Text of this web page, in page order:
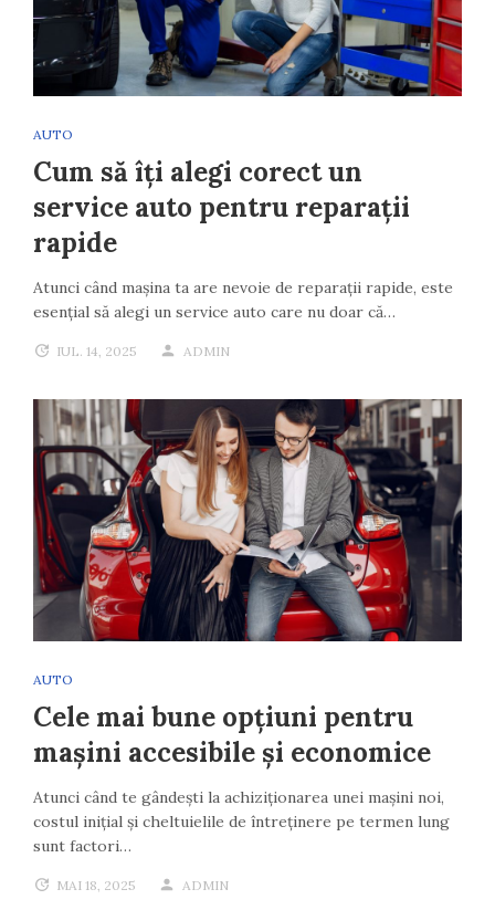
AUTO
Cum să îți alegi corect un
service auto pentru reparații
rapide
Atunci când mașina ta are nevoie de reparații rapide, este
esențial să alegi un service auto care nu doar că…
IUL. 14, 2025 ADMIN
AUTO
Cele mai bune opțiuni pentru
mașini accesibile și economice
Atunci când te gândești la achiziționarea unei mașini noi,
costul inițial și cheltuielile de întreținere pe termen lung
sunt factori…
MAI 18, 2025 ADMIN